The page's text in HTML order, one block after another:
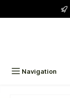
Navigation